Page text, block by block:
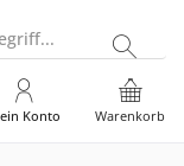
Warenkorb
Konto